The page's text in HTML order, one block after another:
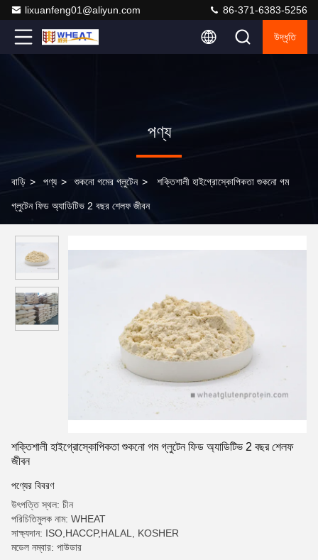
lixuanfeng01@aliyun.com 86-371-6383-5256
উদ্ধৃতি
পণ্য
বাড়ি > পণ্য > শুকনো গমের গ্লুটেন > শক্তিশালী হাইগ্রোস্কোপিকতা শুকনো গম
গ্লুটেন ফিড অ্যাডিটিভ 2 বছর শেলফ জীবন
শক্তিশালী হাইগ্রোস্কোপিকতা শুকনো গম গ্লুটেন ফিড অ্যাডিটিভ 2 বছর শেলফ
জীবন
পণ্যের বিবরণ
উৎপত্তি স্থল: চীন
পরিচিতিমুলক নাম: WHEAT
সাক্ষ্যদান: ISO,HACCP,HALAL, KOSHER
মডেল নম্বার: পাউডার